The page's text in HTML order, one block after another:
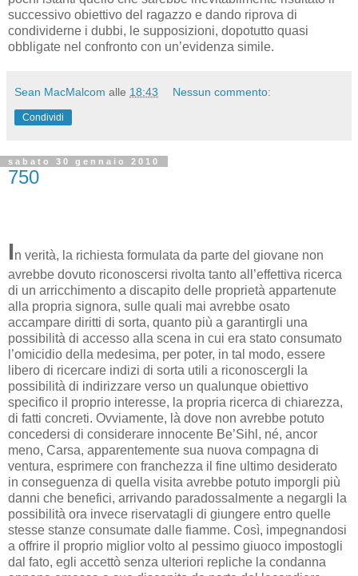
successivo obiettivo del ragazzo e dando riprova di
condividerne i dubbi, le supposizioni, dopotutto quasi
obbligate nel confronto con un’evidenza simile.
Sean MacMalcom alle 18:43 Nessun commento:
Condividi
sabato 30 gennaio 2010
750
In verità, la richiesta formulata da parte del giovane non
avrebbe dovuto riconoscersi rivolta tanto all’effettiva ricerca
di un arricchimento a discapito delle proprietà appartenute
alla propria signora, sulle quali mai avrebbe osato
accampare diritti di sorta, quanto più a garantirgli una
possibilità di accesso alla scena in cui era stato consumato
l’omicidio della medesima, per poter, in tal modo, essere
libero di ricercare indizi di sorta utili a riconoscergli la
possibilità di indirizzare verso un qualunque obiettivo
specifico il proprio interesse, la propria ricerca di chiarezza,
di fatti concreti. Ovviamente, là dove non avrebbe potuto
concedersi di considerare innocente Be’Sihl, né, ancor
meno, Carsa, apparentemente sua nuova compagna di
ventura, esprimere con franchezza il fine ultimo desiderato
in conseguenza di quella visita avrebbe potuto imporgli più
danni che benefici, arrivando paradossalmente a negargli la
possibilità ora invece riservatagli di giungere entro quelle
stesse stanze consumate dalle fiamme. Così, impegnandosi
a offrire il proprio miglior volto al pessimo giuoco impostogli
dal fato, egli accettò senza ulteriori repliche la condanna